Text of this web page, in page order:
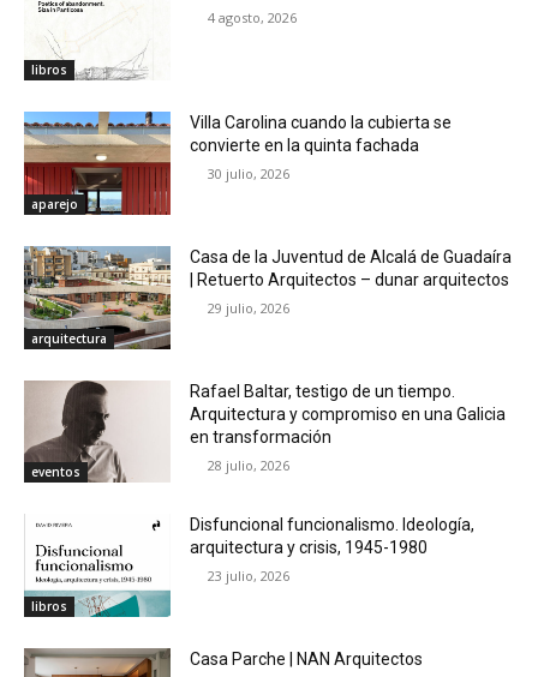
libros
4 agosto, 2026
aparejo
Villa Carolina cuando la cubierta se
convierte en la quinta fachada
30 julio, 2026
arquitectura
Casa de la Juventud de Alcalá de Guadaíra
| Retuerto Arquitectos – dunar arquitectos
29 julio, 2026
eventos
Rafael Baltar, testigo de un tiempo.
Arquitectura y compromiso en una Galicia
en transformación
28 julio, 2026
libros
Disfuncional funcionalismo. Ideología,
arquitectura y crisis, 1945-1980
23 julio, 2026
Casa Parche | NAN Arquitectos